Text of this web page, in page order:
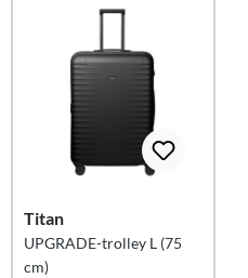
Titan
UPGRADE-trolley L (75
cm)